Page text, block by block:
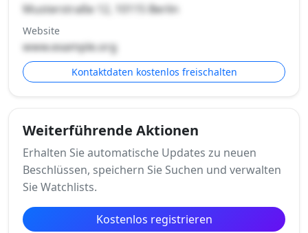
Musterstraße 12, 10115 Berlin
Website
www.example.org
Kontaktdaten kostenlos freischalten
Weiterführende Aktionen
Erhalten Sie automatische Updates zu neuen
Beschlüssen, speichern Sie Suchen und verwalten
Sie Watchlists.
Kostenlos registrieren